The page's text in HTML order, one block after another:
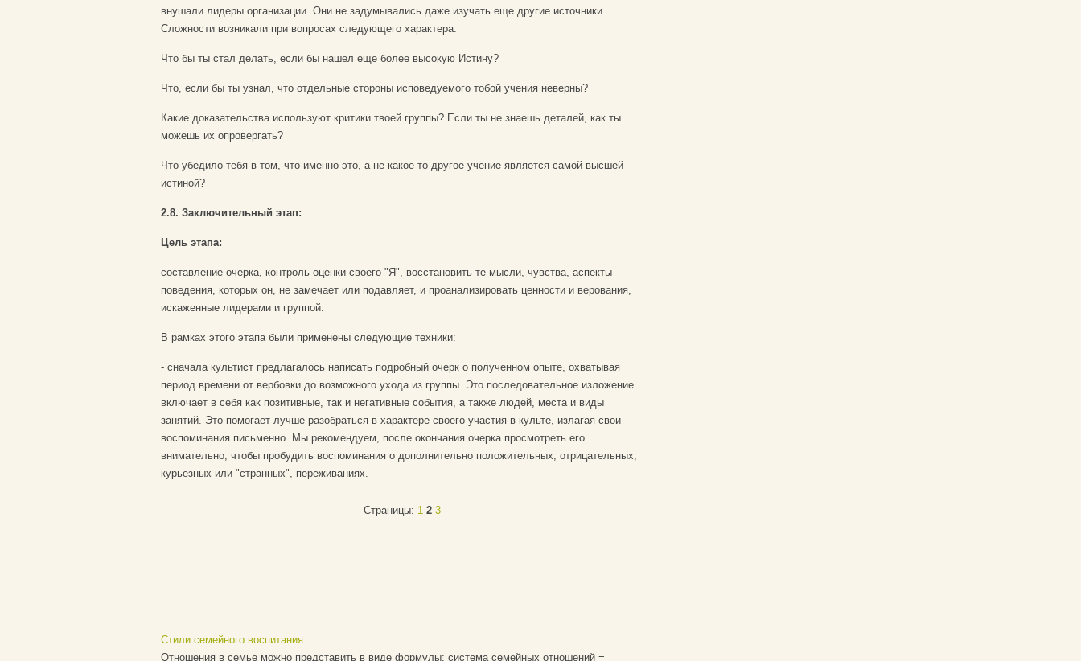
внушали лидеры организации. Они не задумывались даже изучать еще другие источники.
Сложности возникали при вопросах следующего характера:
Что бы ты стал делать, если бы нашел еще более высокую Истину?
Что, если бы ты узнал, что отдельные стороны исповедуемого тобой учения неверны?
Какие доказательства используют критики твоей группы? Если ты не знаешь деталей, как ты
можешь их опровергать?
Что убедило тебя в том, что именно это, а не какое-то другое учение является самой высшей
истиной?
2.8. Заключительный этап:
Цель этапа:
составление очерка, контроль оценки своего "Я", восстановить те мысли, чувства, аспекты
поведения, которых он, не замечает или подавляет, и проанализировать ценности и верования,
искаженные лидерами и группой.
В рамках этого этапа были применены следующие техники:
- сначала культист предлагалось написать подробный очерк о полученном опыте, охватывая
период времени от вербовки до возможного ухода из группы. Это последовательное изложение
включает в себя как позитивные, так и негативные события, а также людей, места и виды
занятий. Это помогает лучше разобраться в характере своего участия в культе, излагая свои
воспоминания письменно. Мы рекомендуем, после окончания очерка просмотреть его
внимательно, чтобы пробудить воспоминания о дополнительно положительных, отрицательных,
курьезных или "странных", переживаниях.
Страницы: 1 2 3
Стили семейного воспитания
Отношения в семье можно представить в виде формулы: система семейных отношений =